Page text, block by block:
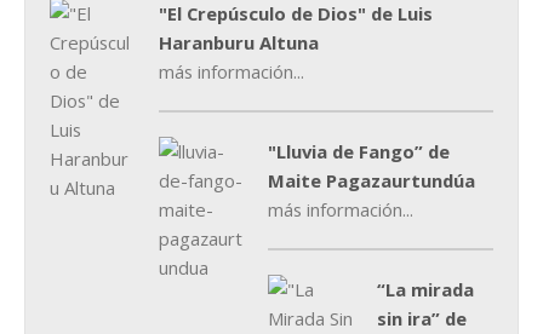
"El Crepúsculo de Dios" de Luis
Haranburu Altuna
más información...
"Lluvia de Fango” de
Maite Pagazaurtundúa
más información...
“La mirada
sin ira” de